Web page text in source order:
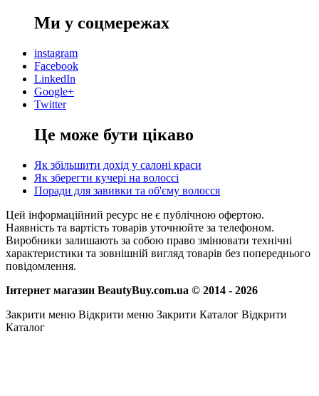
Ми у соцмережах
instagram
Facebook
LinkedIn
Google+
Twitter
Це може бути цікаво
Як збільшити дохід у салоні краси
Як зберегти кучері на волоссі
Поради для завивки та об'єму волосся
Цей інформаційний ресурс не є публічною офертою.
Наявність та вартість товарів уточнюйте за телефоном.
Виробники залишають за собою право змінювати технічні
характеристики та зовнішній вигляд товарів без попереднього
повідомлення.
Інтернет магазин BeautyBuy.com.ua © 2014 - 2026
Закрити меню Відкрити меню Закрити Каталог Відкрити
Каталог